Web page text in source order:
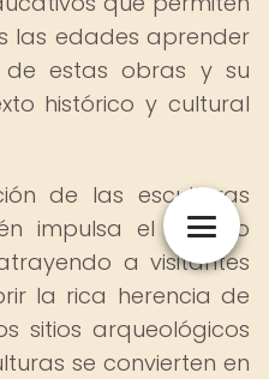
las edades aprender
estas obras y su
histórico y cultural
de las esculturas
impulsa el turismo
a visitantes
la rica herencia de
sitios arqueológicos
se convierten en